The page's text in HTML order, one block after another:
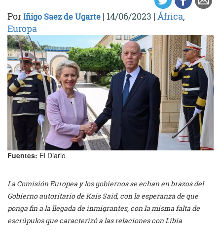
PorIñigo Saez de Ugarte | 14/06/2023 | África,
Europa
Fuentes: El Diario
La Comisión Europea y los gobiernos se echan en brazos del
Gobierno autoritario de Kais Said, con la esperanza de que
ponga fin a la llegada de inmigrantes, con la misma falta de
escrúpulos que caracterizó a las relaciones con Libia